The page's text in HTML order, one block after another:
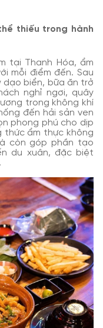
thiếu trong hành
tại Thanh Hóa, ẩm
mỗi điểm đến. Sau
dạo biển, bữa ăn trở
nghỉ ngơi, quây
trong không khí
đến hải sản ven
phong phú cho dịp
thức ẩm thực không
còn góp phần tạo
du xuân, đặc biệt